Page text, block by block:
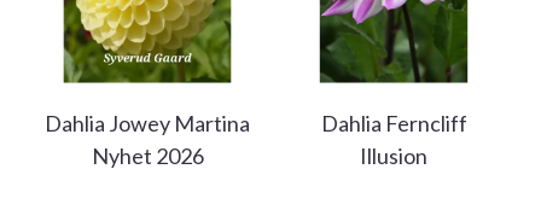
Dahlia Jowey Martina
Nyhet 2026
Dahlia Ferncliff
Illusion